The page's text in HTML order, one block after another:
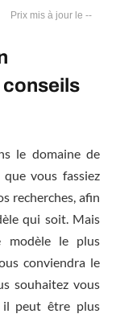
--
conseils
le domaine de
que vous fassiez
recherches, afin
qui soit. Mais
modèle le plus
conviendra le
souhaitez vous
il peut être plus